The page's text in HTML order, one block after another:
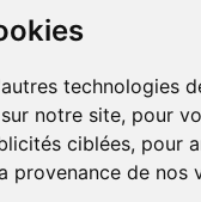
technologies
notre site, pour
ciblées, pour
provenance de nos
Livraison dans un Point Relais